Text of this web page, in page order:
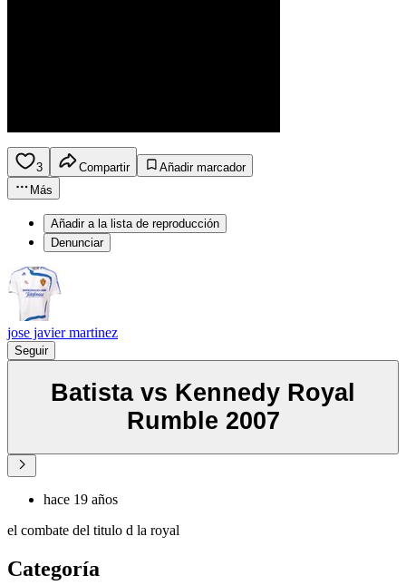
3 Compartir
Añadir marcador
Más
Añadir a la lista de reproducción
Denunciar
jose javier martinez
Seguir
Batista vs Kennedy Royal
Rumble 2007
hace 19 años
el combate del titulo d la royal
Categoría